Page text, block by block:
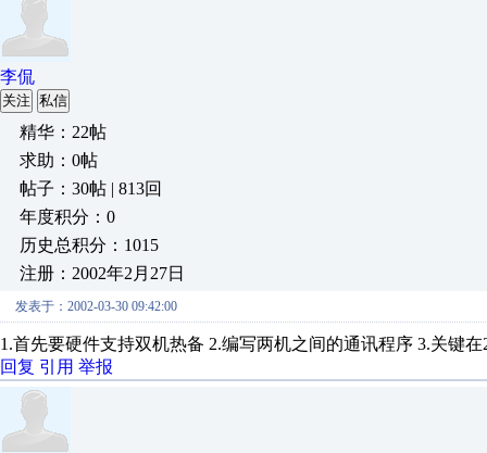
李侃
关注 私信
精华：22帖
求助：0帖
帖子：30帖 | 813回
年度积分：0
历史总积分：1015
注册：2002年2月27日
发表于：2002-03-30 09:42:00
1.首先要硬件支持双机热备 2.编写两机之间的通讯程序 3.关键
回复 引用 举报